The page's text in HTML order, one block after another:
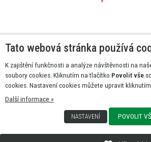
Tato webová stránka používá
K zajištění funkčnosti a analýze návštěvnosti na
soubory cookies. Kliknutím na tlačítko Povolit vše
cookies. Nastavení cookies můžete upravit
Další informace »
NASTAVENÍ POVOLIT